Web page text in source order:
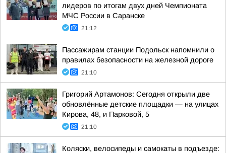
лидеров по итогам двух дней Чемпионата
МЧС России в Саранске
21:12
Пассажирам станции Подольск напомнили о
правилах безопасности на железной дороге
21:10
Григорий Артамонов: Сегодня открыли две
обновлённые детские площадки — на улицах
Кирова, 48, и Парковой, 5
21:10
Коляски, велосипеды и самокаты в подъезде: